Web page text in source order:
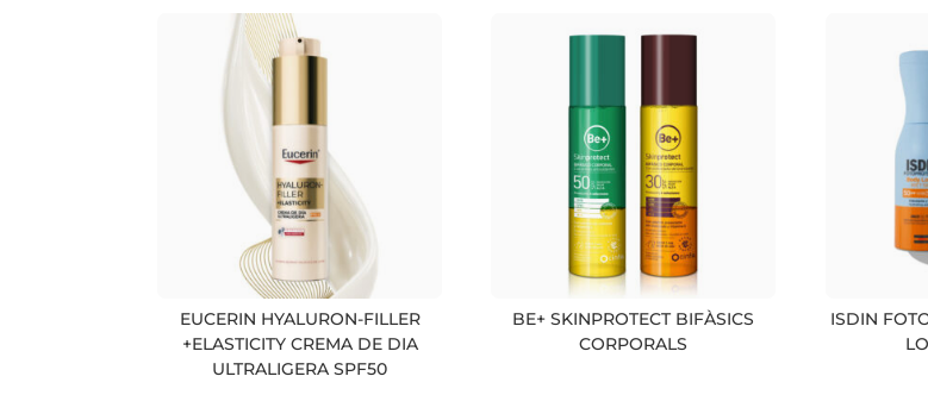
EUCERIN HYALURON-FILLER
+ELASTICITY CREMA DE DIA
ULTRALIGERA SPF50
BE+ SKINPROTECT BIFÀSICS
CORPORALS
ISDIN